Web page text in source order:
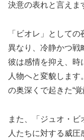
決意の表れと言えま
「ビオレ」として
異なり、冷静かつ戦
彼は感情を抑え、時
人物へと変貌しま
の奥深くで起きた“覚
また、「ジュオ・
人たちに対する威